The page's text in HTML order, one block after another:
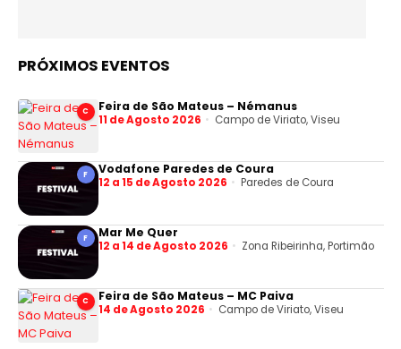
PRÓXIMOS EVENTOS
C Feira de São Mateus – Némanus
11 de Agosto 2026 Campo de Viriato, Viseu
F Vodafone Paredes de Coura
12 a 15 de Agosto 2026 Paredes de Coura
F Mar Me Quer
12 a 14 de Agosto 2026 Zona Ribeirinha, Portimão
C Feira de São Mateus – MC Paiva
14 de Agosto 2026 Campo de Viriato, Viseu